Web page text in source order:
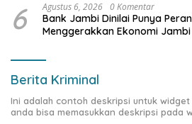
6 Agustus 6, 2026 0 Komentar
Bank Jambi Dinilai Punya
Menggerakkan Ekonomi Jambi
Berita Kriminal
Ini adalah contoh deskripsi untuk
anda bisa memasukkan deskripsi pada